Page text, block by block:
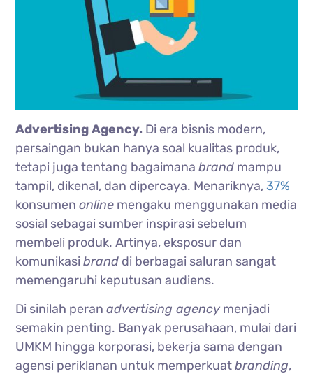
Advertising Agency. Di era bisnis modern,
persaingan bukan hanya soal kualitas produk,
tetapi juga tentang bagaimanabrand mampu
tampil, dikenal, dan dipercaya. Menariknya,37%
konsumenonline mengaku menggunakan media
sosial sebagai sumber inspirasi sebelum
membeli produk. Artinya, eksposur dan
komunikasibrand di berbagai saluran sangat
memengaruhi keputusan audiens.
Di sinilah peranadvertising agency menjadi
semakin penting. Banyak perusahaan, mulai dari
UMKM hingga korporasi, bekerja sama dengan
agensi periklanan untuk memperkuatbranding,